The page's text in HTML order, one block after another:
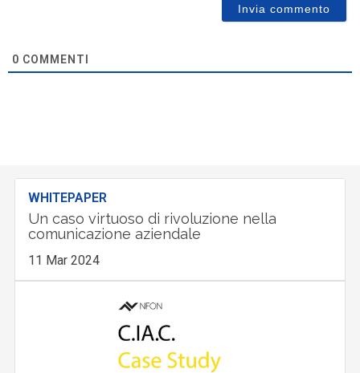
0 COMMENTI
WHITEPAPER
Un caso virtuoso di rivoluzione nella
comunicazione aziendale
11 Mar 2024